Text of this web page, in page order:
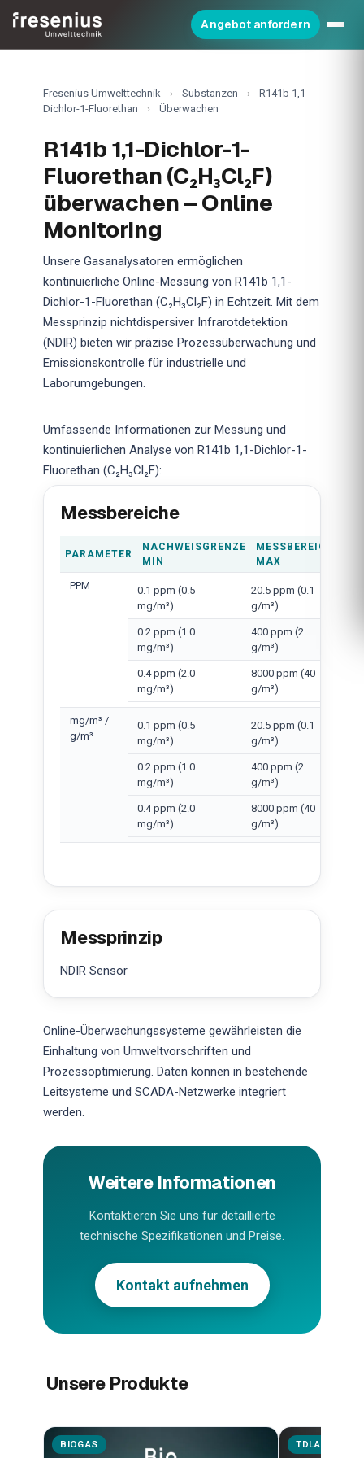
Angebot anfordern
Fresenius Umwelttechnik › Substanzen ›
R141b 1,1-
Dichlor-1-Fluorethan
› Überwachen
R141b 1,1-Dichlor-1-
Fluorethan (C₂H₃Cl₂F)
überwachen – Online
Monitoring
Unsere Gasanalysatoren ermöglichen
kontinuierliche Online-Messung von R141b 1,1-
Dichlor-1-Fluorethan (C₂H₃Cl₂F) in Echtzeit. Mit dem
Messprinzip nichtdispersiver Infrarotdetektion
(NDIR) bieten wir präzise Prozessüberwachung und
Emissionskontrolle für industrielle und
Laborumgebungen.
Umfassende Informationen zur Messung und
kontinuierlichen Analyse von R141b 1,1-Dichlor-1-
Fluorethan (C₂H₃Cl₂F):
Messbereiche
PARAMETER
NACHWEISGRENZE
MIN
MESSBEREICH
MAX
PPM
0.1 ppm (0.5
mg/m³)
0.2 ppm (1.0
mg/m³)
0.4 ppm (2.0
mg/m³)
20.5 ppm (0.1
g/m³)
400 ppm (2
g/m³)
8000 ppm (40
g/m³)
mg/m³ /
g/m³
0.1 ppm (0.5
mg/m³)
0.2 ppm (1.0
mg/m³)
0.4 ppm (2.0
mg/m³)
20.5 ppm (0.1
g/m³)
400 ppm (2
g/m³)
8000 ppm (40
g/m³)
Messprinzip
NDIR Sensor
Online-Überwachungssysteme gewährleisten die
Einhaltung von Umweltvorschriften und
Prozessoptimierung. Daten können in bestehende
Leitsysteme und SCADA-Netzwerke integriert
werden.
Weitere Informationen
Kontaktieren Sie uns für detaillierte
technische Spezifikationen und Preise.
Kontakt aufnehmen
Unsere Produkte
BIOGAS TDLAS